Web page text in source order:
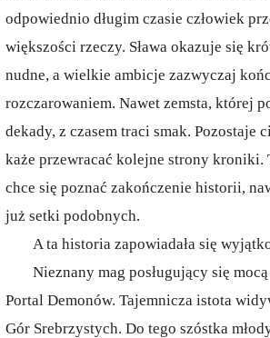
odpowiednio długim czasie człowiek
większości rzeczy. Sława okazuje się
nudne, a wielkie ambicje zazwyczaj
rozczarowaniem. Nawet zemsta, której
dekady, z czasem traci smak. Pozostaje
każe przewracać kolejne strony kroniki.
chce się poznać zakończenie historii,
już setki podobnych.
A ta historia zapowiadała się
Nieznany mag posługujący się
Portal Demonów. Tajemnicza istota
Gór Srebrzystych. Do tego szóstka